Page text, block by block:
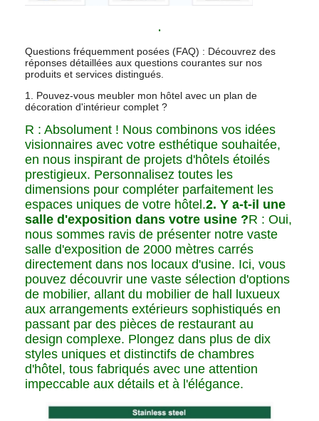
.
Questions fréquemment posées (FAQ) : Découvrez des
réponses détaillées aux questions courantes sur nos
produits et services distingués.
1. Pouvez-vous meubler mon hôtel avec un plan de
décoration d'intérieur complet ?
R : Absolument ! Nous combinons vos idées
visionnaires avec votre esthétique souhaitée,
en nous inspirant de projets d'hôtels étoilés
prestigieux. Personnalisez toutes les
dimensions pour compléter parfaitement les
espaces uniques de votre hôtel.2. Y a-t-il une
salle d'exposition dans votre usine ?R : Oui,
nous sommes ravis de présenter notre vaste
salle d'exposition de 2000 mètres carrés
directement dans nos locaux d'usine. Ici, vous
pouvez découvrir une vaste sélection d'options
de mobilier, allant du mobilier de hall luxueux
aux arrangements extérieurs sophistiqués en
passant par des pièces de restaurant au
design complexe. Plongez dans plus de dix
styles uniques et distinctifs de chambres
d'hôtel, tous fabriqués avec une attention
impeccable aux détails et à l'élégance.